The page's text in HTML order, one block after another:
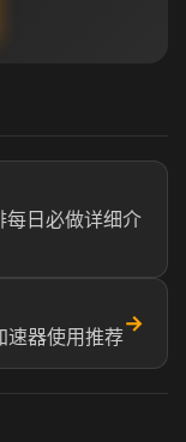
每日必做详细介
速器使用推荐
→